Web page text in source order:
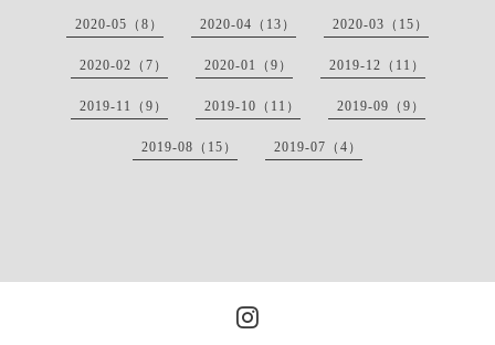
2020-05（8） 2020-04（13） 2020-03（15）
2020-02（7） 2020-01（9） 2019-12（11）
2019-11（9） 2019-10（11） 2019-09（9）
2019-08（15） 2019-07（4）